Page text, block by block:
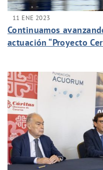
11 ENE 2023
Continuamos
actuación “Proyecto